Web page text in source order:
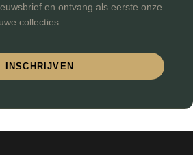
en ontvang als eerste onze
collecties.
INSCHRIJVEN